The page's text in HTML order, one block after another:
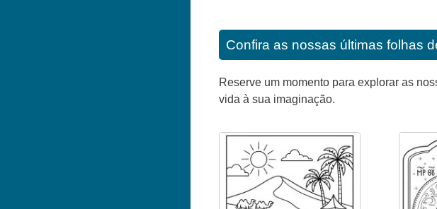
Confira as nossas últimas folhas
Reserve um momento para explorar as
vida à sua imaginação.